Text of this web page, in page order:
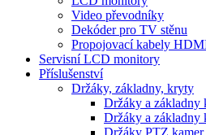
Video převodníky
Dekóder pro TV stěnu
Propojovací kabely
Servisní LCD monitory
Příslušenství
Držáky, základny, kryty
Držáky a základny
Držáky a základny